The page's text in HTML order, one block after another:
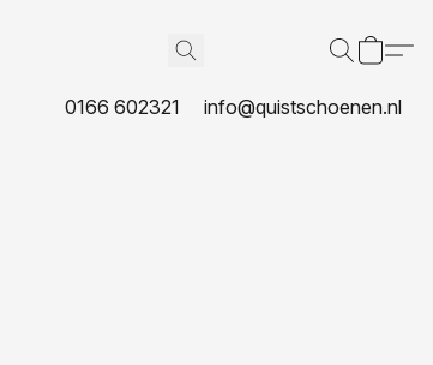
0166 602321 info@quistschoenen.nl